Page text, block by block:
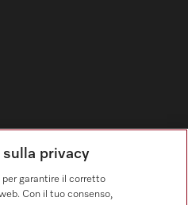
privacy
per garantire il corretto
Con il tuo consenso,